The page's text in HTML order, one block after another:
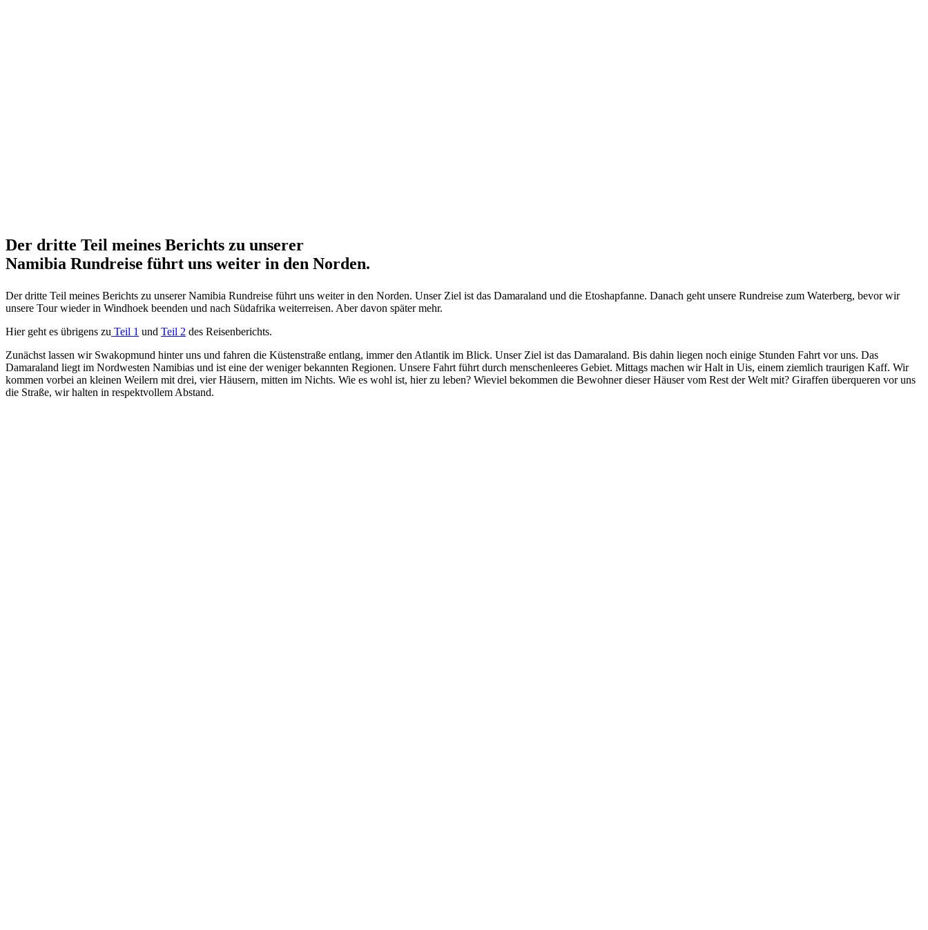
Der dritte Teil meines Berichts zu unserer
Namibia Rundreise führt uns weiter in den Norden.
Der dritte Teil meines Berichts zu unserer Namibia Rundreise führt uns weiter in den Norden. Unser Ziel ist das Damaraland und die Etoshapfanne. Danach geht unsere Rundreise zum Waterberg, bevor wir
unsere Tour wieder in Windhoek beenden und nach Südafrika weiterreisen. Aber davon später mehr.
Hier geht es übrigens zu Teil 1 und Teil 2 des Reisenberichts.
Zunächst lassen wir Swakopmund hinter uns und fahren die Küstenstraße entlang, immer den Atlantik im Blick. Unser Ziel ist das Damaraland. Bis dahin liegen noch einige Stunden Fahrt vor uns. Das
Damaraland liegt im Nordwesten Namibias und ist eine der weniger bekannten Regionen. Unsere Fahrt führt durch menschenleeres Gebiet. Mittags machen wir Halt in Uis, einem ziemlich traurigen Kaff. Wir
kommen vorbei an kleinen Weilern mit drei, vier Häusern, mitten im Nichts. Wie es wohl ist, hier zu leben? Wieviel bekommen die Bewohner dieser Häuser vom Rest der Welt mit? Giraffen überqueren vor uns
die Straße, wir halten in respektvollem Abstand.